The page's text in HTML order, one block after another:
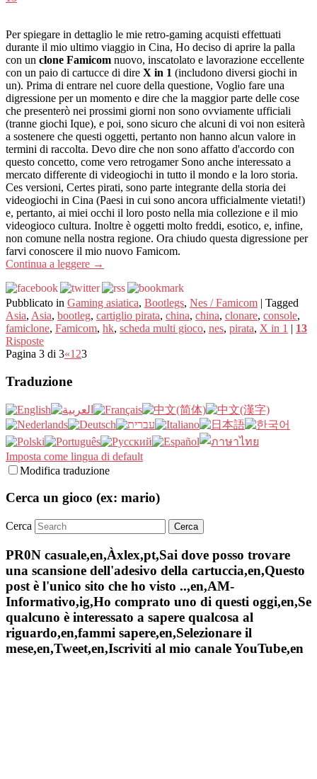
Per spiegare in dettaglio le mie retro-gaming acquisti effettuati
durante il mio ultimo viaggio in Cina, Ho deciso di aprire la palla
con un clone Famicom nuovo, inscatolato e lavorazione eccellente
con un paio di cartucce di dire X in 1 (includono diversi giochi in
un). Prima di entrare nel cuore della questione, Voglio fare una
digressione per un momento e dire che la maggior parte delle cose
che presenterò nei prossimi giorni non sono ovviamente ufficiali
(tranne giochi Ique), e poi, sono sicuro che alcuni di voi non esiterà
a sostenere che questi oggetti, pertanto non hanno alcun valore in
termini di raccolta. Devo dire che non sono affatto d'accordo con
questo concetto, come vero retrogamer Sono anche interessato a
mercato differente di videogiochi in tutto il mondo e la loro storia.
Ces versioni, Certes pirati, sono parte integrante della storia dei
videogiochi in Cina (Paesi in cui sono ancora ufficialmente vietati!)
e, pertanto, ai miei occhi il loro posto nella mia collezione e il mio
videogioco cultura. Inoltre è oggetti molto freddi, esotico, e, infine,
non comune nella nostra regione. Ora chiudo questa digressione per
farvi conoscere il mio nuovo Famicom.
Continua a leggere →
Pubblicato in Gaming asiatica, Bootlegs, Nes / Famicom | Tagged
Asia, Asia, bootleg, cartiglio pirata, china, china, clonare, console,
famiclone, Famicom, hk, scheda multi gioco, nes, pirata, X in 1 | 13
Risposte
Pagina 3 di 3«1 23
Traduzione
Imposta come lingua di default
Modifica traduzione
Cerca un gioco (ex: mario)
Cerca
PR0N casuale,en,Àxlex,pt,Sai dove posso trovare
una scansione dell'adesivo della cartuccia,en,Questo
post è l'unico sito che ho visto ..,en,AM-
Informativo,ig,Ho comprato uno di questi oggi,en,Se
qualcuno è interessato a sapere qualcosa al
riguardo,en,fammi sapere,en,Selezionare il
mese,en,Tweet,en,Iscriviti al mio canale YouTube,en